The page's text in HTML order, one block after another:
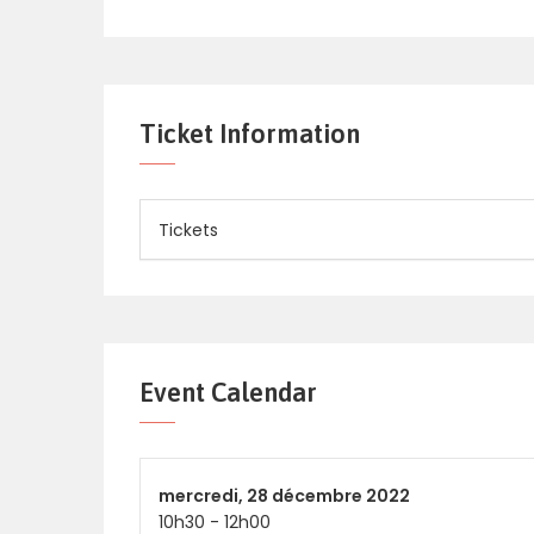
Ticket Information
Tickets
Event Calendar
mercredi, 28 décembre 2022
10h30 - 12h00